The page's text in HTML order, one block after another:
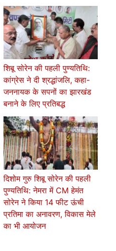
शिबू सोरेन की पहली पुण्यतिथि:
कांग्रेस ने दी श्रद्धांजलि, कहा-
जननायक के सपनों का झारखंड
बनाने के लिए प्रतिबद्ध
दिशोम गुरु शिबू सोरेन की पहली
पुण्यतिथि: नेमरा में CM हेमंत
सोरेन ने किया 14 फीट ऊंची
प्रतिमा का अनावरण, विकास मेले
का भी आयोजन